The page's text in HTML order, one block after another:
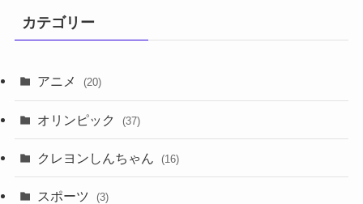
カテゴリー
アニメ (20)
オリンピック (37)
クレヨンしんちゃん (16)
スポーツ (3)